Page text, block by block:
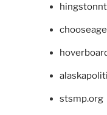
stsmp.org